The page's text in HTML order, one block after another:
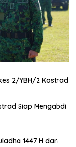
2/YBH/2 Kostrad
Siap Mengabdi
1447 H dan